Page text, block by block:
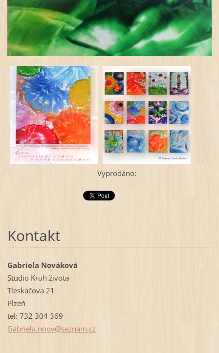
Vyprodáno:
Kontakt
Gabriela Nováková
Studio Kruh života
Tleskačova 21
Plzeň
tel: 732 304 369
Gabriela.noov@seznam.cz